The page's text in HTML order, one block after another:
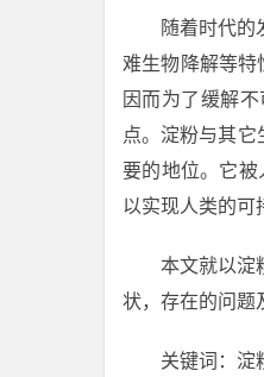
随着时代的
难生物降解等特
因而为了缓解
点。淀粉与其
要的地位。它被
以实现人类的可
本文就以淀
状，存在的问题
关键词：淀